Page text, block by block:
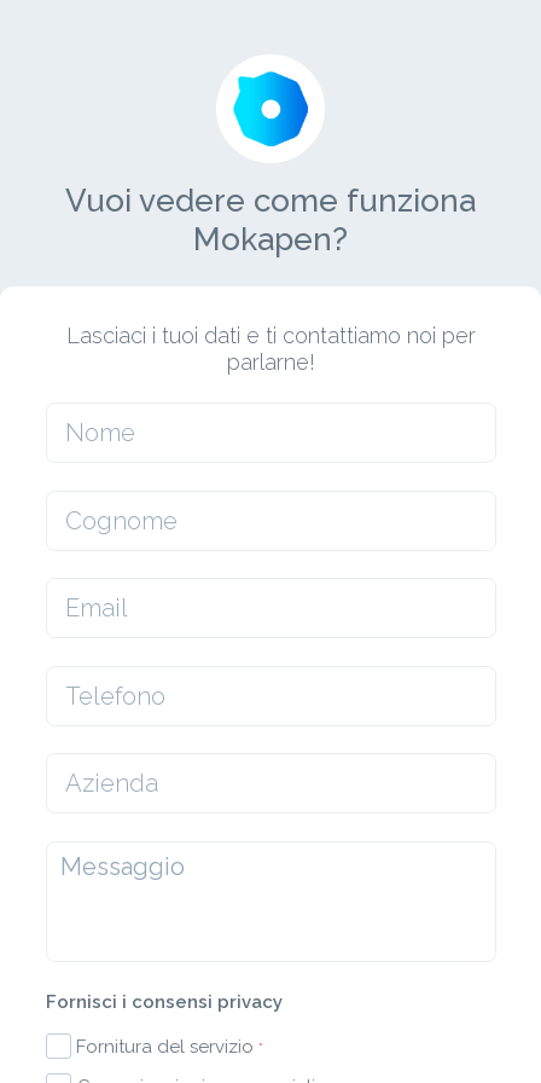
Vuoi vedere come funziona
Mokapen?
Lasciaci i tuoi dati e ti contattiamo noi per
parlarne!
Fornisci i consensi privacy
Fornitura del servizio *